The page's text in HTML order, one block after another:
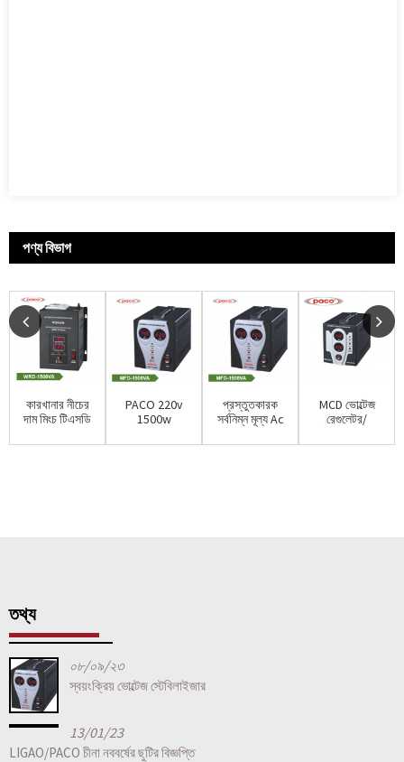
পণ্য বিভাগ
কারখানার নীচের
দাম মিংচ টিএসডি
মউ...
PACO 220v
1500w
ভোল্টেজ
প্রস্তুতকারক
সর্বনিম্ন মূল্য Ac
ইলেক্ট্রো...
MCD ভোল্টেজ
রেগুলেটর/
Ac 220v
তথ্য
০৮/০৯/২৩
স্বয়ংক্রিয় ভোল্টেজ স্টেবিলাইজার
13/01/23
LIGAO/PACO চীনা নববর্ষের ছুটির বিজ্ঞপ্তি